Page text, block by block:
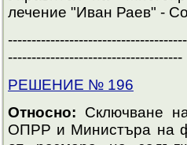
лечение "Иван Раев" -
-------------------------------------
РЕШЕНИЕ № 196
Относно: Сключване
ОПРР и Министъра на